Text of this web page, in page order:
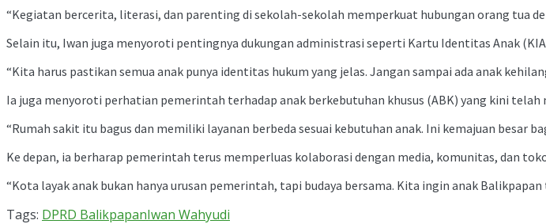
“Kegiatan bercerita, literasi, dan parenting di sekolah-sekolah memperkuat hubungan orang tua
Selain itu, Iwan juga menyoroti pentingnya dukungan administrasi seperti Kartu Identitas Anak
“Kita harus pastikan semua anak punya identitas hukum yang jelas. Jangan sampai ada anak
Ia juga menyoroti perhatian pemerintah terhadap anak berkebutuhan khusus (ABK) yang kini telah
“Rumah sakit itu bagus dan memiliki layanan berbeda sesuai kebutuhan anak. Ini kemajuan besar
Ke depan, ia berharap pemerintah terus memperluas kolaborasi dengan media, komunitas, dan
“Kota layak anak bukan hanya urusan pemerintah, tapi budaya bersama. Kita ingin anak
Tags: DPRD BalikpapanIwan Wahyudi